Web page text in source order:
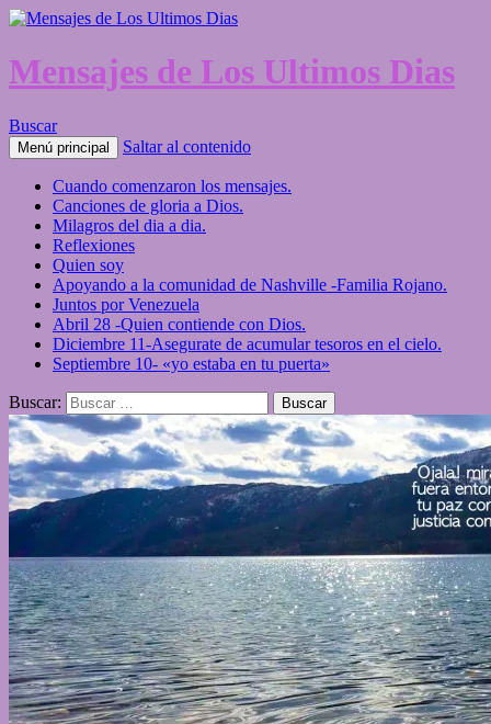
Mensajes de Los Ultimos Dias
Buscar
Menú principal Saltar al contenido
Cuando comenzaron los mensajes.
Canciones de gloria a Dios.
Milagros del dia a dia.
Reflexiones
Quien soy
Apoyando a la comunidad de Nashville -Familia Rojano.
Juntos por Venezuela
Abril 28 -Quien contiende con Dios.
Diciembre 11-Asegurate de acumular tesoros en el cielo.
Septiembre 10- «yo estaba en tu puerta»
Buscar: